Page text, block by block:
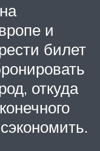
и
билет
откуда